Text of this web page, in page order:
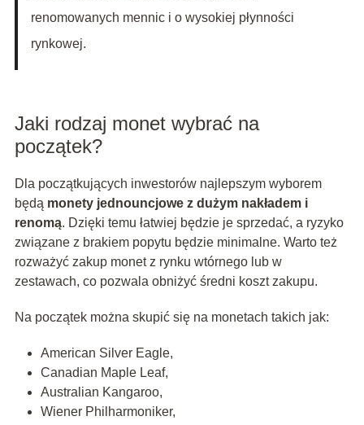
renomowanych mennic i o wysokiej płynności
rynkowej.
Jaki rodzaj monet wybrać na
początek?
Dla początkujących inwestorów najlepszym wyborem
będą monety jednouncjowe z dużym nakładem i
renomą. Dzięki temu łatwiej będzie je sprzedać, a ryzyko
związane z brakiem popytu będzie minimalne. Warto też
rozważyć zakup monet z rynku wtórnego lub w
zestawach, co pozwala obniżyć średni koszt zakupu.
Na początek można skupić się na monetach takich jak:
American Silver Eagle,
Canadian Maple Leaf,
Australian Kangaroo,
Wiener Philharmoniker,